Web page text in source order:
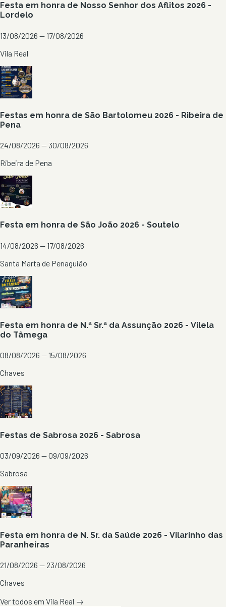
Festa em honra de Nosso Senhor dos Aflitos 2026 -
Lordelo
13/08/2026 — 17/08/2026
Vila Real
Festas em honra de São Bartolomeu 2026 - Ribeira de
Pena
24/08/2026 — 30/08/2026
Ribeira de Pena
Festa em honra de São João 2026 - Soutelo
14/08/2026 — 17/08/2026
Santa Marta de Penaguião
Festa em honra de N.ª Sr.ª da Assunção 2026 - Vilela
do Tâmega
08/08/2026 — 15/08/2026
Chaves
Festas de Sabrosa 2026 - Sabrosa
03/09/2026 — 09/09/2026
Sabrosa
Festa em honra de N. Sr. da Saúde 2026 - Vilarinho das
Paranheiras
21/08/2026 — 23/08/2026
Chaves
Ver todos em Vila Real →